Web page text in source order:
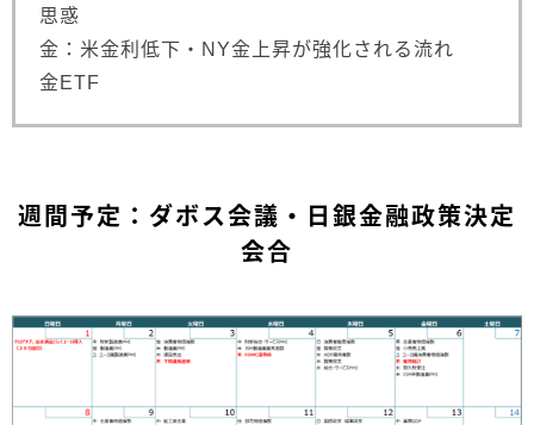
思惑
金：米金利低下・NY金上昇が強化される流れ
金ETF
週間予定：ダボス会議・日銀金融政策決定
会合